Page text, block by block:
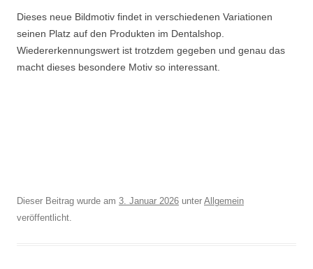
Dieses neue Bildmotiv findet in verschiedenen Variationen
seinen Platz auf den Produkten im Dentalshop.
Wiedererkennungswert ist trotzdem gegeben und genau das
macht dieses besondere Motiv so interessant.
Dieser Beitrag wurde am 3. Januar 2026 unter Allgemein
veröffentlicht.